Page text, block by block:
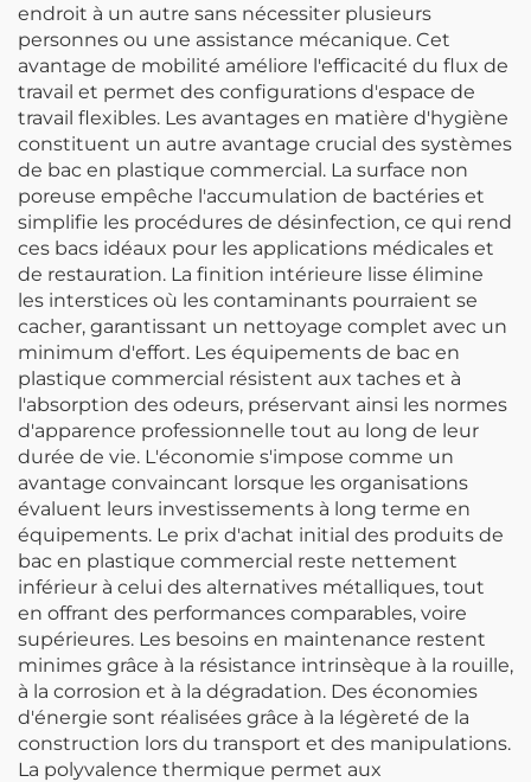
endroit à un autre sans nécessiter plusieurs
personnes ou une assistance mécanique. Cet
avantage de mobilité améliore l'efficacité du flux de
travail et permet des configurations d'espace de
travail flexibles. Les avantages en matière d'hygiène
constituent un autre avantage crucial des systèmes
de bac en plastique commercial. La surface non
poreuse empêche l'accumulation de bactéries et
simplifie les procédures de désinfection, ce qui rend
ces bacs idéaux pour les applications médicales et
de restauration. La finition intérieure lisse élimine
les interstices où les contaminants pourraient se
cacher, garantissant un nettoyage complet avec un
minimum d'effort. Les équipements de bac en
plastique commercial résistent aux taches et à
l'absorption des odeurs, préservant ainsi les normes
d'apparence professionnelle tout au long de leur
durée de vie. L'économie s'impose comme un
avantage convaincant lorsque les organisations
évaluent leurs investissements à long terme en
équipements. Le prix d'achat initial des produits de
bac en plastique commercial reste nettement
inférieur à celui des alternatives métalliques, tout
en offrant des performances comparables, voire
supérieures. Les besoins en maintenance restent
minimes grâce à la résistance intrinsèque à la rouille,
à la corrosion et à la dégradation. Des économies
d'énergie sont réalisées grâce à la légèreté de la
construction lors du transport et des manipulations.
La polyvalence thermique permet aux